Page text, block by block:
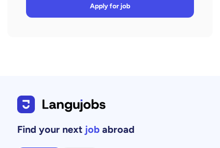
Apply for job
Find your next job abroad